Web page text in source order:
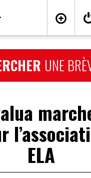
UNE
ELA